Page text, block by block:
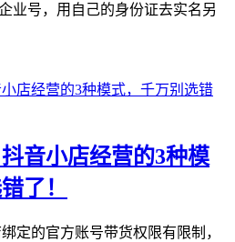
业号，用自己的身份证去实名另
音小店经营的3种模
了！
定的官方账号带货权限有限制，